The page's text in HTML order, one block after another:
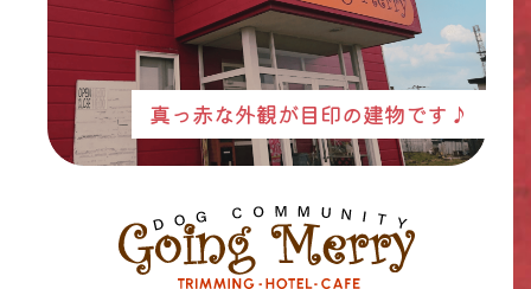
真っ赤な外観が目印の建物です♪